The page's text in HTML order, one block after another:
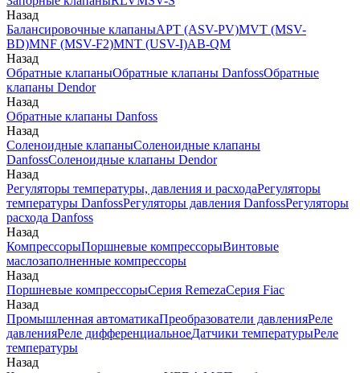
Назад
Балансировочные клапаныAPT (ASV-PV)MVT (MSV-
BD)MNF (MSV-F2)MNT (USV-I)AB-QM
Назад
Обратные клапаныОбратные клапаны DanfossОбратные
клапаны Dendor
Назад
Обратные клапаны Danfoss
Назад
Соленоидные клапаныСоленоидные клапаны
DanfossСоленоидные клапаны Dendor
Назад
Регуляторы температуры, давления и расходаРегуляторы
температуры DanfossРегуляторы давления DanfossРегуляторы
расхода Danfoss
Назад
КомпрессорыПоршневые компрессорыВинтовые
маслозаполненные компрессоры
Назад
Поршневые компрессорыСерия RemezaСерия Fiac
Назад
Промышленная автоматикаПреобразователи давленияРеле
давленияРеле дифференциальноеДатчики температурыРеле
температуры
Назад